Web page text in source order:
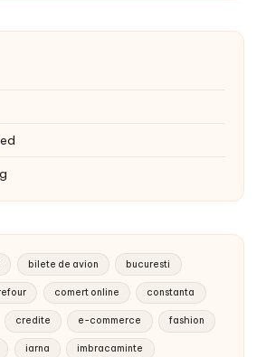
bilete de avion bucuresti
comert online constanta
credite e-commerce fashion
iarna imbracaminte